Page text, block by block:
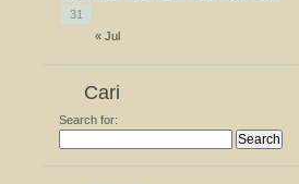
« Jul
31
Cari
Search for: